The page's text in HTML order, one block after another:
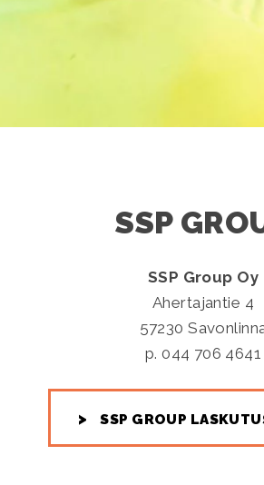
SSP
SSP Group Oy
Ahertajantie 4
57230
p. 044 706 4641
SSP GROUP